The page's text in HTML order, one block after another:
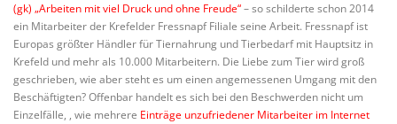
(gk) „Arbeiten mit viel Druck und ohne Freude“– so schilderte schon 2014
ein Mitarbeiter der Krefelder Fressnapf Filiale seine Arbeit. Fressnapf ist
Europas größter Händler für Tiernahrung und Tierbedarf mit Hauptsitz in
Krefeld und mehr als 10.000 Mitarbeitern. Die Liebe zum Tier wird groß
geschrieben, wie aber steht es um einen angemessenen Umgang mit den
Beschäftigten? Offenbar handelt es sich bei den Beschwerden nicht um
Einzelfälle, , wie mehrere Einträge unzufriedener Mitarbeiter im Internet